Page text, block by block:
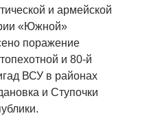
и армейской
«Южной»
поражение
и 80-й
ВСУ в районах
и Ступочки